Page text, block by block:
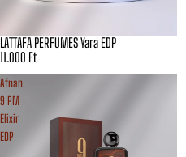
LATTAFA PERFUMES Yara EDP
11.000 Ft
Afnan
9 PM
Elixir
EDP